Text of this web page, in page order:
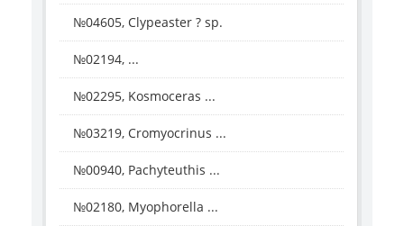
№04605, Clypeaster ? sp.
№02194, ...
№02295, Kosmoceras ...
№03219, Cromyocrinus ...
№00940, Pachyteuthis ...
№02180, Myophorella ...